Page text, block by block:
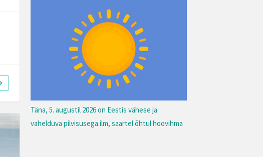
Täna, 5. augustil 2026 on Eestis vähese ja
vahelduva pilvisusega ilm, saartel õhtul hoovihma